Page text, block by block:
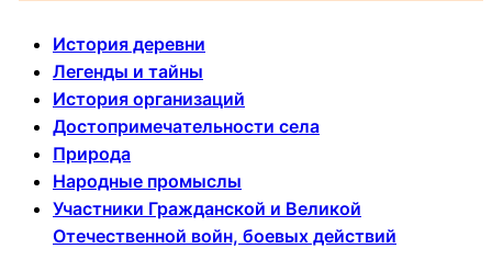
История деревни
Легенды и тайны
История организаций
Достопримечательности села
Природа
Народные промыслы
Участники Гражданской и Великой
Отечественной войн, боевых действий